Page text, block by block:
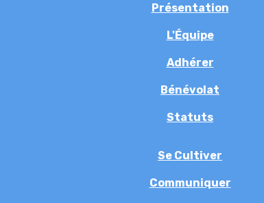
Présentation
L'Équipe
Adhérer
Bénévolat
Statuts
Se Cultiver
Communiquer